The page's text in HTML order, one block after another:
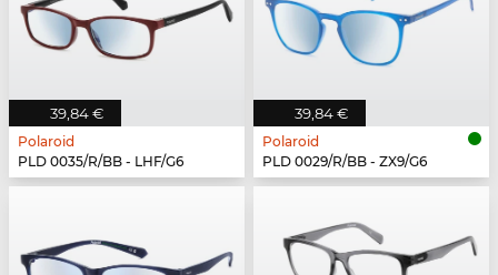
39,84 €
Polaroid
PLD 0035/R/BB - LHF/G6
39,84 €
Polaroid
PLD 0029/R/BB - ZX9/G6